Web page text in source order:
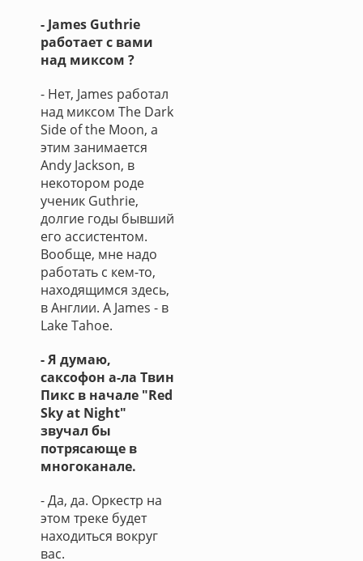
- James Guthrie
работает с вами
над миксом ?
- Нет, James работал
над миксом The Dark
Side of the Moon, а
этим занимается
Andy Jackson, в
некотором роде
ученик Guthrie,
долгие годы бывший
его ассистентом.
Вообще, мне надо
работать с кем-то,
находящимся здесь,
в Англии. А James - в
Lake Tahoe.
- Я думаю,
саксофон а-ла Твин
Пикс в начале "Red
Sky at Night"
звучал бы
потрясающе в
многоканале.
- Да, да. Оркестр на
этом треке будет
находиться вокруг
вас.